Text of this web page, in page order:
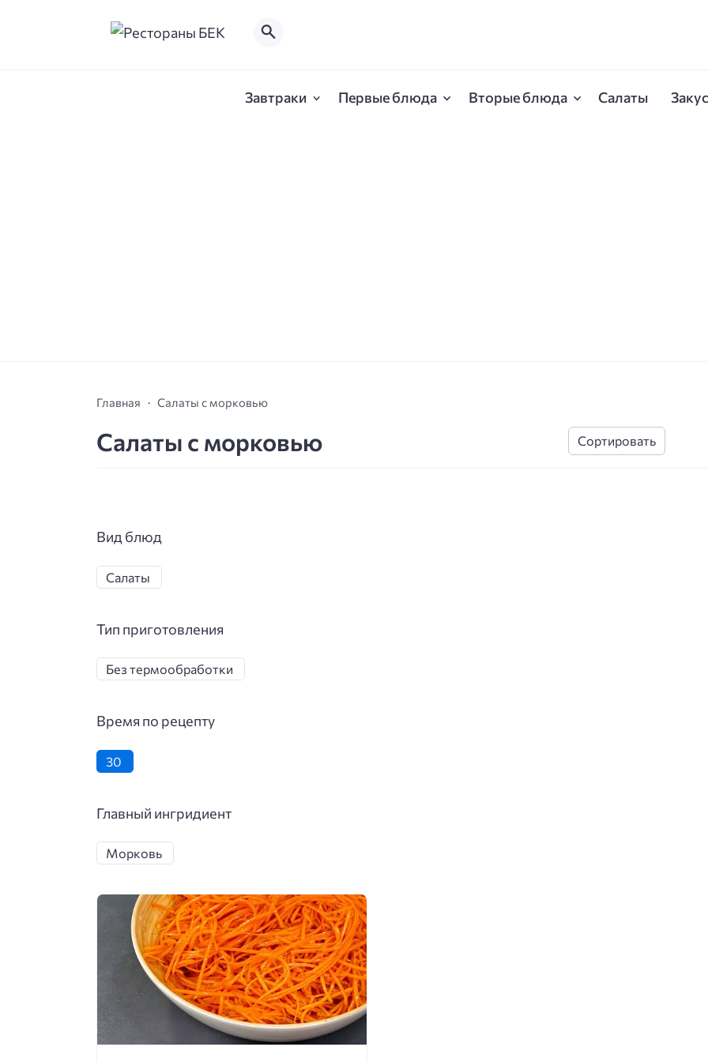
Завтраки Первые блюда Вторые блюда Салаты
Главная Салаты с морковью
Салаты с морковью
Вид блюд
Салаты
Тип приготовления
Без термообработки
Время по рецепту
30
Главный ингридиент
Морковь